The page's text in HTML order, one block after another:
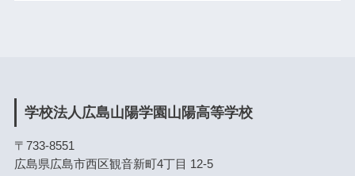
学校法人広島山陽学園山陽高等学校
〒733-8551
広島県広島市西区観音新町4丁目 12-5